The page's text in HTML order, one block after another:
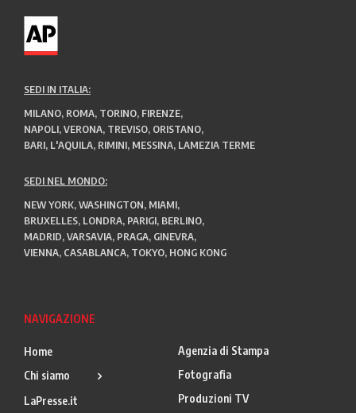
SEDI IN ITALIA:
MILANO, ROMA, TORINO, FIRENZE,
NAPOLI, VERONA, TREVISO, ORISTANO,
BARI, L'AQUILA, RIMINI, MESSINA, LAMEZIA TERME
SEDI NEL MONDO:
NEW YORK, WASHINGTON, MIAMI,
BRUXELLES, LONDRA, PARIGI, BERLINO,
MADRID, VARSAVIA, PRAGA, GINEVRA,
VIENNA, CASABLANCA, TOKYO, HONG KONG
NAVIGAZIONE
Home
Chi siamo
LaPresse.it
Agenzia di Stampa
Fotografia
Produzioni TV